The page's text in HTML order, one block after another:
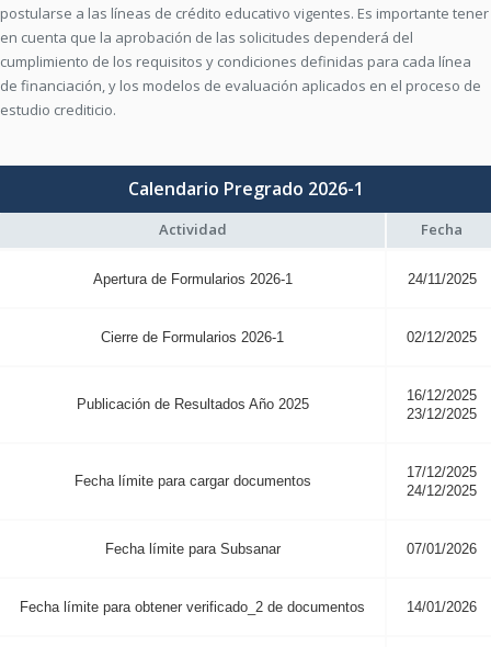
postularse a las líneas de crédito educativo vigentes. Es importante tener
en cuenta que la aprobación de las solicitudes dependerá del
cumplimiento de los requisitos y condiciones definidas para cada línea
de financiación, y los modelos de evaluación aplicados en el proceso de
estudio crediticio.
Calendario Pregrado 2026-1
Actividad Fecha
Apertura de Formularios 2026-1 24/11/2025
Cierre de Formularios 2026-1 02/12/2025
Publicación de Resultados Año 2025
16/12/2025
23/12/2025
Fecha límite para cargar documentos
17/12/2025
24/12/2025
Fecha límite para Subsanar 07/01/2026
Fecha límite para obtener verificado_2 de documentos 14/01/2026